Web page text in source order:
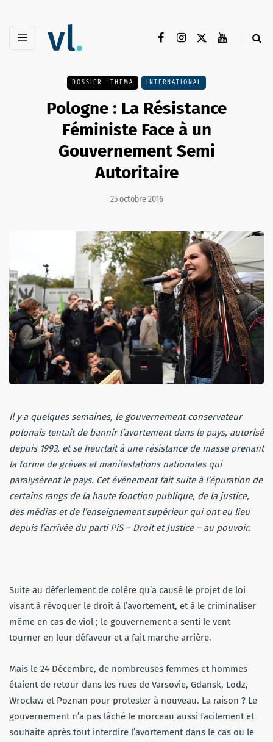
DOSSIER - THEMA INTERNATIONAL
Pologne : La Résistance
Féministe Face à un
Gouvernement Semi
Autoritaire
25 octobre 2016
Il y a quelques semaines, le gouvernement conservateur
polonais tentait de bannir l’avortement dans le pays, autorisé
depuis 1993, et se heurtait à une résistance de masse prenant
la forme de grèves et manifestations nationales qui
paralysèrent le pays. Cet événement fait suite à l’épuration de
certains rangs de la haute fonction publique, de la justice,
des médias et de l’enseignement supérieur qui ont eu lieu
depuis l’arrivée du parti PiS – Droit et Justice – au pouvoir.
Suite au déferlement de colère qu’a causé le projet de loi
visant à révoquer le droit à l’avortement, et à le criminaliser
même en cas de viol ; le gouvernement a senti le vent
tourner en leur défaveur et a fait marche arrière.
Mais le 24 Décembre, de nombreuses femmes et hommes
étaient de retour dans les rues de Varsovie, Gdansk, Lodz,
Wroclaw et Poznan pour protester à nouveau. La raison ? Le
gouvernement n’a pas lâché le morceau aussi facilement et
souhaite après tout interdire l’avortement dans le cas ou le